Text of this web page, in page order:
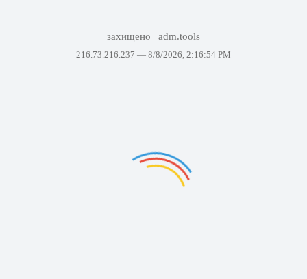
захищено adm.tools
216.73.216.237 — 8/8/2026, 2:16:54 PM